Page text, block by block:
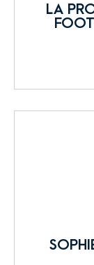
LA